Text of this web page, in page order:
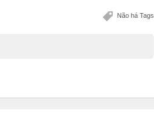
Não há Tags